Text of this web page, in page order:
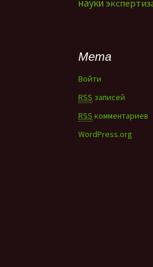
Мета
Войти
RSS записей
RSS комментариев
WordPress.org